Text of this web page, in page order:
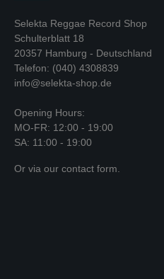
Selekta Reggae Record Shop
Schulterblatt 18
20357 Hamburg - Deutschland
Telefon: (040) 4308839
info@selekta-shop.de
Opening Hours:
MO-FR: 12:00 - 19:00
SA: 11:00 - 19:00
Or via our contact form.